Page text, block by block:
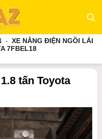
- XE NÂNG ĐIỆN NGỒI LÁI
7FBEL18
tấn Toyota